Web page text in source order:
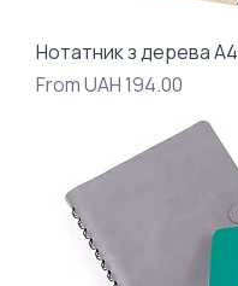
Нотатник з дерева А4
FromUAH 194.00
Sale Price